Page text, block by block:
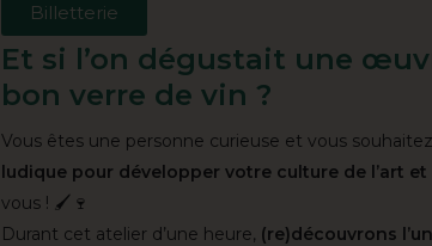
Billetterie
Et si l’on dégustait une
bon verre de vin ?
Vous êtes une personne curieuse et vous souhaitez
ludique pour développer votre culture de l’art et
vous ! 🖌🍷
Durant cet atelier d’une heure, (re)découvrons